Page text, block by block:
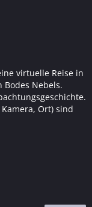
virtuelle Reise in
Nebels.
Ort) sind